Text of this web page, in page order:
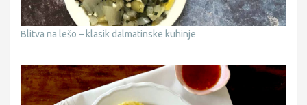
Blitva na lešo – klasik dalmatinske kuhinje